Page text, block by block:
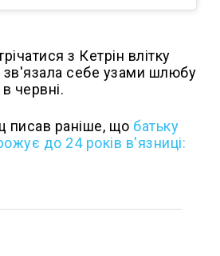
з Кетрін влітку
зв'язала себе узами шлюбу
червні.
писав раніше, що батьку
до 24 років в'язниці: